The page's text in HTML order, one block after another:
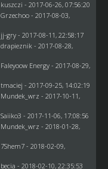
kuszczi - 2017-06-26, 07:56:20
Grzechoo- 2017-08-03,
jj-gry- 2017-08-11, 22:58:17
drapieznik- 2017-08-28,
Faleyoow Energy- 2017-08-29,
tmaciej - 2017-09-25, 14:02:19
Mundek_wrz - 2017-10-11,
Saiiko3 - 2017-11-06, 17:08:56
Mundek_wrz - 2018-01-28,
7Shem7- 2018-02-09,
becia - 2018-02-10, 22:35:53